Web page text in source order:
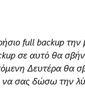
full backup
σε αυτό θα
Δευτέρα θα
να σας δώσω την